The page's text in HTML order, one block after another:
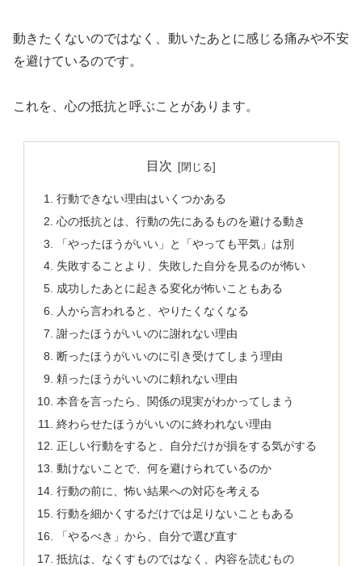
動きたくないのではなく、動いたあとに感じる痛みや不安
を避けているのです。
これを、心の抵抗と呼ぶことがあります。
目次
行動できない理由はいくつかある
心の抵抗とは、行動の先にあるものを避ける動き
「やったほうがいい」と「やっても平気」は別
失敗することより、失敗した自分を見るのが怖い
成功したあとに起きる変化が怖いこともある
人から言われると、やりたくなくなる
謝ったほうがいいのに謝れない理由
断ったほうがいいのに引き受けてしまう理由
頼ったほうがいいのに頼れない理由
本音を言ったら、関係の現実がわかってしまう
終わらせたほうがいいのに終われない理由
正しい行動をすると、自分だけが損をする気がする
動けないことで、何を避けられているのか
行動の前に、怖い結果への対応を考える
行動を細かくするだけでは足りないこともある
「やるべき」から、自分で選び直す
抵抗は、なくすものではなく、内容を読むもの